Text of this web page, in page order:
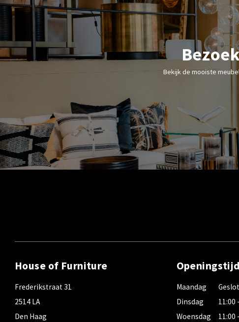
Bekijk de mooiste
House of Furniture
Frederikstraat 31
2514 LA
Den Haag
Maandag
Dinsdag
Woensdag
11:00
11:00